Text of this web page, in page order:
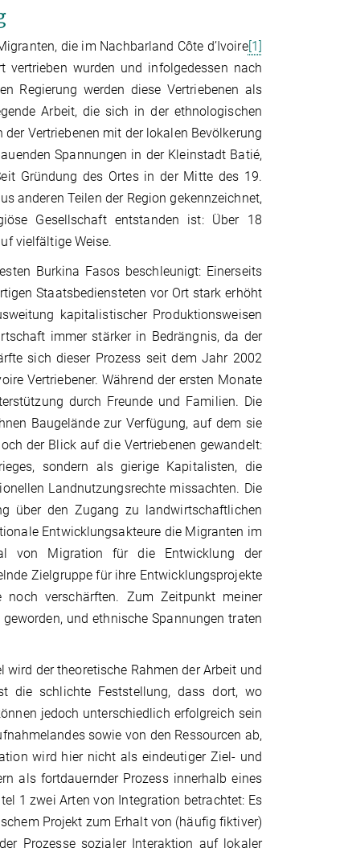
die im Nachbarland Côte d’Ivoire[1]
wurden und infolgedessen nach
Regierung werden diese Vertriebenen als
Arbeit, die sich in der ethnologischen
Vertriebenen mit der lokalen Bevölkerung
Spannungen in der Kleinstadt Batié,
Gründung des Ortes in der Mitte des 19.
anderen Teilen der Region gekennzeichnet,
Gesellschaft entstanden ist: Über 18
vielfältige Weise.
Burkina Fasos beschleunigt: Einerseits
Staatsbediensteten vor Ort stark erhöht
kapitalistischer Produktionsweisen
immer stärker in Bedrängnis, da der
sich dieser Prozess seit dem Jahr 2002
Vertriebener. Während der ersten Monate
durch Freunde und Familien. Die
Baugelände zur Verfügung, auf dem sie
der Blick auf die Vertriebenen gewandelt:
sondern als gierige Kapitalisten, die
Landnutzungsrechte missachten. Die
über den Zugang zu landwirtschaftlichen
Entwicklungsakteure die Migranten im
von Migration für die Entwicklung der
Zielgruppe für ihre Entwicklungsprojekte
verschärften. Zum Zeitpunkt meiner
und ethnische Spannungen traten
der theoretische Rahmen der Arbeit und
die schlichte Feststellung, dass dort, wo
jedoch unterschiedlich erfolgreich sein
sowie von den Ressourcen ab,
wird hier nicht als eindeutiger Ziel- und
als fortdauernder Prozess innerhalb eines
1 zwei Arten von Integration betrachtet: Es
Projekt zum Erhalt von (häufig fiktiver)
Prozesse sozialer Interaktion auf lokaler